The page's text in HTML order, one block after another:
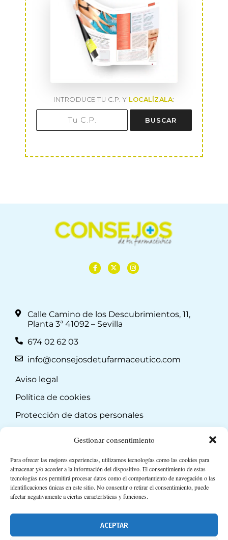
Gestionar consentimiento
Para ofrecer las mejores experiencias, utilizamos tecnologías como las cookies para
almacenar y/o acceder a la información del dispositivo. El consentimiento de estas
tecnologías nos permitirá procesar datos como el comportamiento de navegación o las
identificaciones únicas en este sitio. No consentir o retirar el consentimiento, puede
afectar negativamente a ciertas características y funciones.
ACEPTAR
INTRODUCE TU C.P. Y LOCALÍZALA:
BUSCAR
Calle Camino de los Descubrimientos, 11,
Planta 3ª 41092 – Sevilla
674 02 62 03
info@consejosdetufarmaceutico.com
Aviso legal
Política de cookies
Protección de datos personales